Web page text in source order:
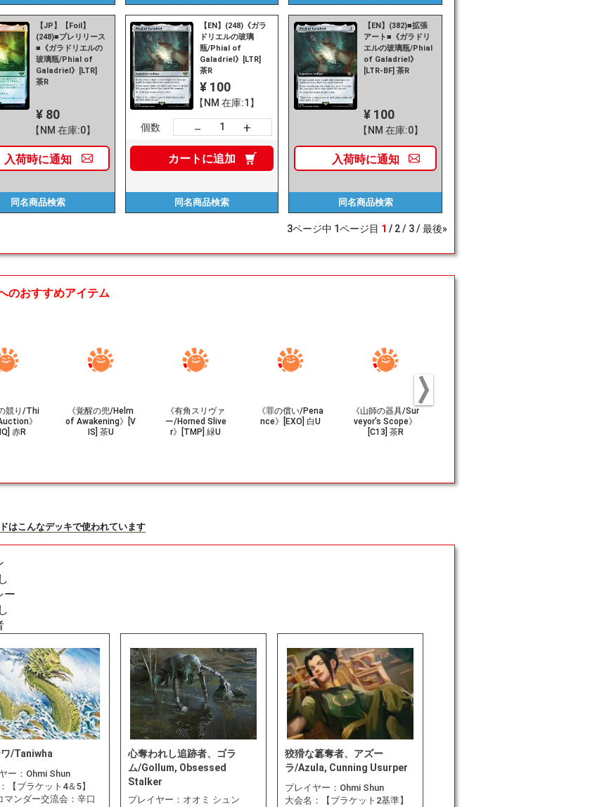
【JP】【Foil】
(248)■プレリリース
■《ガラドリエルの
玻璃瓶/Phial of
Galadriel》[LTR]
茶R
¥ 80
【NM 在庫:0】
入荷時に通知
同名商品検索
【EN】(248)《ガラ
ドリエルの玻璃
瓶/Phial of
Galadriel》[LTR]
茶R
¥ 100
【NM 在庫:1】
個数 － +
カートに追加
同名商品検索
【EN】(382)■拡張
アート■《ガラドリ
エルの玻璃瓶/Phial
of Galadriel》
[LTR-BF] 茶R
¥ 100
【NM 在庫:0】
入荷時に通知
同名商品検索
3ページ中 1ページ目 1 2 3 最後»
のおすすめアイテム
競り/Thi
》
赤R
《覚醒の兜/Helm
of Awakening》[V
IS] 茶U
《有角スリヴァ
ー/Horned Slive
r》[TMP] 緑U
《罪の償い/Pena
nce》[EXO] 白U
《山師の器具/Sur
veyor's Scope》
[C13] 茶R
はこんなデッキで使われています
ー
/Taniwha
ー： Ohmi Shun
【ブラケット4＆5】
マンダー交流会：辛口
心奪われし追跡者、ゴラ
ム/Gollum, Obsessed
Stalker
プレイヤー： オオミ シュン
狡猾な簒奪者、アズー
ラ/Azula, Cunning Usurper
プレイヤー： Ohmi Shun
大会名：
【ブラケット2基準】